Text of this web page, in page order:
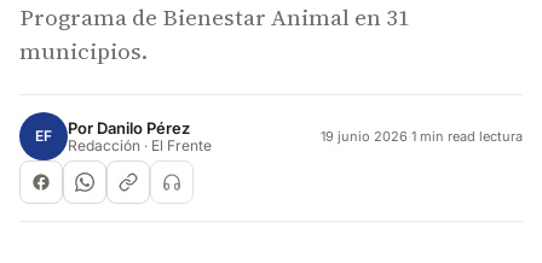
Programa de Bienestar Animal en 31
municipios.
EF Por Danilo Pérez
Redacción · El Frente 19 junio 2026·1 min read lectura